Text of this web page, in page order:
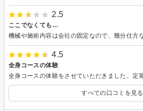
2.5
ここでなくても…
4.5
全身コースの体験
すべての口コミを見る